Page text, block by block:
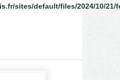
sites/default/files/2024/10/21/